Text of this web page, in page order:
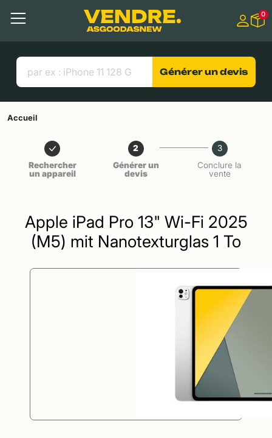
Contenu principal
Menu
Liens utiles
0
Générer un devis
Accueil
Rechercher
un appareil
2
Générer un
devis
3
Conclure la
vente
Apple iPad Pro 13" Wi-Fi 2025
(M5) mit Nanotexturglas 1 To